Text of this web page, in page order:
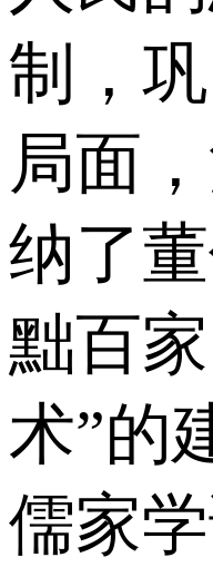
制，
局面
纳了
黜百
术”的
儒家